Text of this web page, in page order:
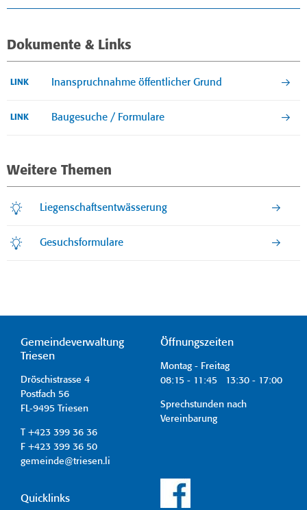
Dokumente & Links
LINK Inanspruchnahme öffentlicher Grund
LINK Baugesuche / Formulare
Weitere Themen
Liegenschaftsentwässerung
Gesuchsformulare
Gemeindeverwaltung
Triesen
Dröschistrasse 4
Postfach 56
FL-9495 Triesen
T +423 399 36 36
F +423 399 36 50
gemeinde@triesen.li
Öffnungszeiten
Montag - Freitag
08:15 - 11:45 13:30 - 17:00
Sprechstunden nach
Vereinbarung
Quicklinks